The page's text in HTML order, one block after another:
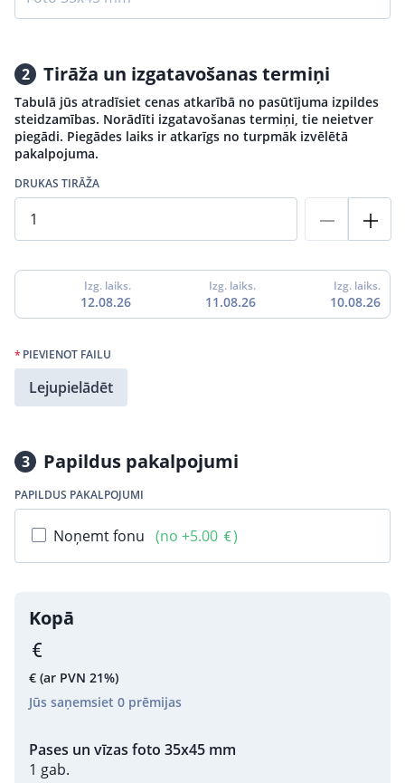
2 Tirāža un izgatavošanas termiņi
Tabulā jūs atradīsiet cenas atkarībā no pasūtījuma izpildes
steidzamības. Norādīti izgatavošanas termiņi, tie neietver
piegādi. Piegādes laiks ir atkarīgs no turpmāk izvēlētā
pakalpojuma.
DRUKAS TIRĀŽA
Izg. laiks.
12.08.26
Izg. laiks.
11.08.26
Izg. laiks.
10.08.26
* PIEVIENOT FAILU
Lejupielādēt
3 Papildus pakalpojumi
PAPILDUS PAKALPOJUMI
Noņemt fonu (no +5.00 )
Kopā
€ (ar PVN 21%)
Jūs saņemsiet 0 prēmijas
Pases un vīzas foto 35x45 mm
1 gab.